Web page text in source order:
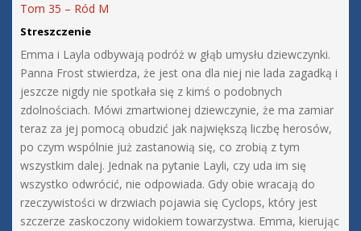
Tom 35 – Ród M
Streszczenie
Emma i Layla odbywają podróż w głąb umysłu dziewczynki.
Panna Frost stwierdza, że jest ona dla niej nie lada zagadką i
jeszcze nigdy nie spotkała się z kimś o podobnych
zdolnościach. Mówi zmartwionej dziewczynie, że ma zamiar
teraz za jej pomocą obudzić jak największą liczbę herosów,
po czym wspólnie już zastanowią się, co zrobią z tym
wszystkim dalej. Jednak na pytanie Layli, czy uda im się
wszystko odwrócić, nie odpowiada. Gdy obie wracają do
rzeczywistości w drzwiach pojawia się Cyclops, który jest
szczerze zaskoczony widokiem towarzystwa. Emma, kierując